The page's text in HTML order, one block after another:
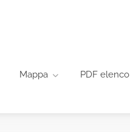
Mappa PDF elenco